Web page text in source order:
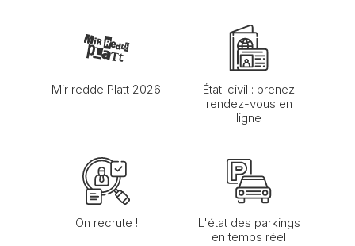
Mir redde Platt 2026
État-civil : prenez
rendez-vous en
ligne
On recrute !
L'état des parkings
en temps réel